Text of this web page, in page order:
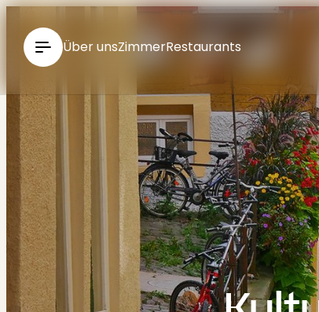
Über unsZimmerRestaurants